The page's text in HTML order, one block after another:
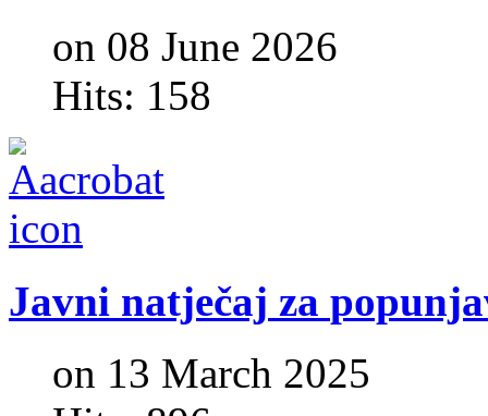
on 08 June 2026
Hits: 158
Javni natječaj za
on 13 March 2025